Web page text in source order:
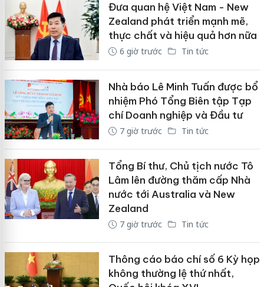
Đưa quan hệ Việt Nam - New
Zealand phát triển mạnh mẽ,
thực chất và hiệu quả hơn nữa
6 giờ trước Tin tức
Nhà báo Lê Minh Tuấn được bổ
nhiệm Phó Tổng Biên tập Tạp
chí Doanh nghiệp và Đầu tư
7 giờ trước Tin tức
Tổng Bí thư, Chủ tịch nước Tô
Lâm lên đường thăm cấp Nhà
nước tới Australia và New
Zealand
7 giờ trước Tin tức
Thông cáo báo chí số 6 Kỳ họp
không thường lệ thứ nhất,